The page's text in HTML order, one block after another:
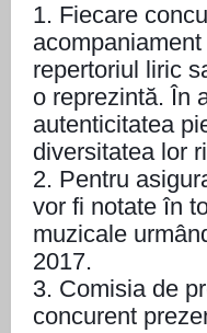
1. Fiecare
repertoriul liric
o reprezintă. În
autenticitatea
diversitatea lor
2. Pentru
vor fi notate în
muzicale
2017.
3. Comisia de
concurent